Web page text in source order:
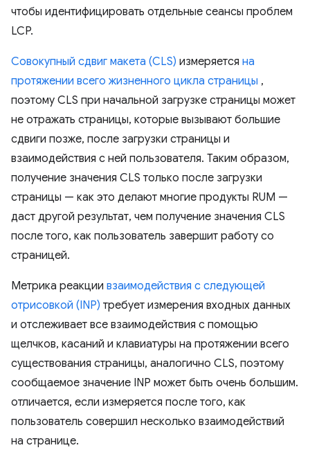
чтобы идентифицировать отдельные сеансы проблем
LCP.
Совокупный сдвиг макета (CLS) измеряется на
протяжении всего жизненного цикла страницы ,
поэтому CLS при начальной загрузке страницы может
не отражать страницы, которые вызывают большие
сдвиги позже, после загрузки страницы и
взаимодействия с ней пользователя. Таким образом,
получение значения CLS только после загрузки
страницы — как это делают многие продукты RUM —
даст другой результат, чем получение значения CLS
после того, как пользователь завершит работу со
страницей.
Метрика реакции взаимодействия с следующей
отрисовкой (INP) требует измерения входных данных
и отслеживает все взаимодействия с помощью
щелчков, касаний и клавиатуры на протяжении всего
существования страницы, аналогично CLS, поэтому
сообщаемое значение INP может быть очень большим.
отличается, если измеряется после того, как
пользователь совершил несколько взаимодействий
на странице.